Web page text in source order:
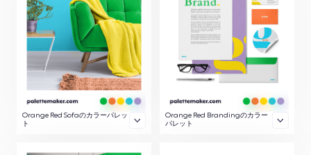
Orange Red Sofaのカラーパレッ
ト
Orange Red Brandingのカラー
パレット